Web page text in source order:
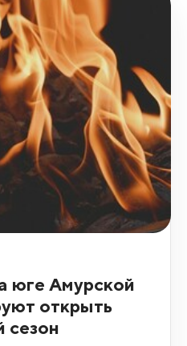
юге Амурской
открыть
сезон